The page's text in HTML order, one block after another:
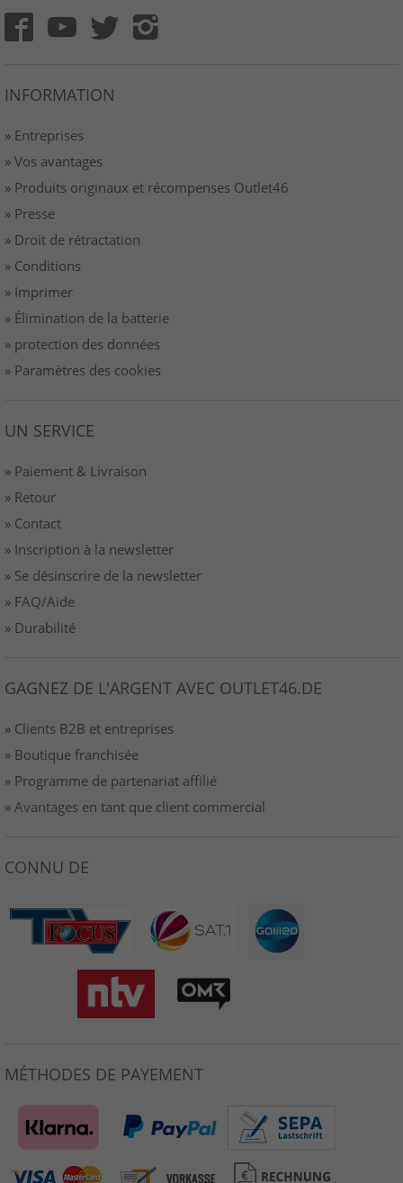
INFORMATION
» Entreprises
» Vos avantages
» Produits originaux et récompenses Outlet46
» Presse
» Droit de rétractation
» Conditions
» Imprimer
» Élimination de la batterie
» protection des données
» Paramètres des cookies
UN SERVICE
» Paiement & Livraison
» Retour
» Contact
» Inscription à la newsletter
» Se désinscrire de la newsletter
» FAQ/Aide
» Durabilité
GAGNEZ DE L'ARGENT AVEC OUTLET46.DE
» Clients B2B et entreprises
» Boutique franchisée
» Programme de partenariat affilié
» Avantages en tant que client commercial
CONNU DE
MÉTHODES DE PAYEMENT